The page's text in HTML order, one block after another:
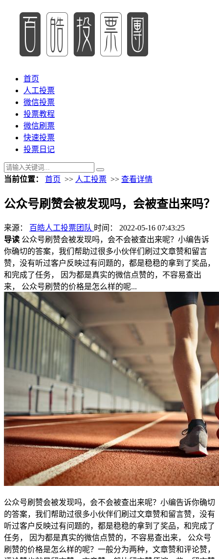
首页
人工投票
微信投票
投票教程
微信刷票
快速投票
投票日记
当前位置： 首页 >> 人工投票 >> 查看详情
公众号刷赞会被发现吗，会被查出来吗？
来源： 百皓人工投票团队 时间： 2022-05-16 07:43:25
导读 公众号刷赞会被发现吗，会不会被查出来呢？小编告诉
你确切的答案，我们帮助过很多小伙伴们刷过文章赞和留言
赞，没有听过客户反映过有问题的，都是稳稳的拿到了奖品，
和完成了任务， 因为都是真实的微信点赞的，不容易查出
来， 公众号刷赞的价格是怎么样的呢...
公众号刷赞会被发现吗，会不会被查出来呢？小编告诉你确切
的答案，我们帮助过很多小伙伴们刷过文章赞和留言赞，没有
听过客户反映过有问题的，都是稳稳的拿到了奖品，和完成了
任务， 因为都是真实的微信点赞的，不容易查出来， 公众号
刷赞的价格是怎么样的呢？一般分为两种，文章赞和评论赞，